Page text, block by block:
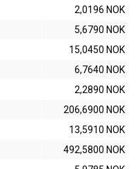
2,0196 NOK
5,6790 NOK
15,0450 NOK
6,7640 NOK
2,2890 NOK
206,6900 NOK
13,5910 NOK
492,5800 NOK